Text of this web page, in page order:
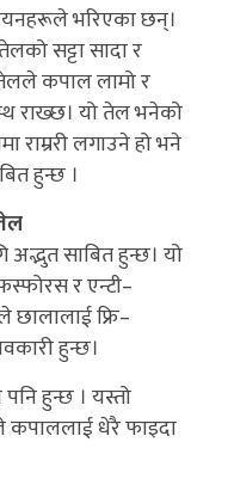
भरिएका छन्।
सट्टा सादा र
कपाल लामो र
राख्छ। यो तेल भनेको
राम्ररी लगाउने हो भने
हुन्छ ।
साबित हुन्छ। यो
र एन्टी–
छालालाई फ्रि–
हुन्छ।
हुन्छ । यस्तो
कपाललाई धेरै फाइदा